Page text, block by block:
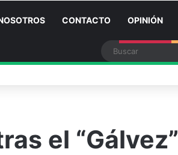
CONTACTO OPINIÓN
el “Gálvez”